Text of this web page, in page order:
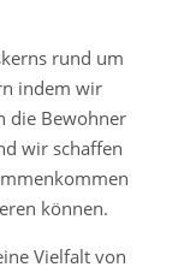
rund um
indem wir
die Bewohner
wir schaffen
können.
Vielfalt von